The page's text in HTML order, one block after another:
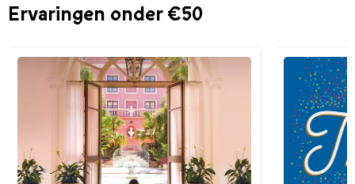
Ervaringen onder €50